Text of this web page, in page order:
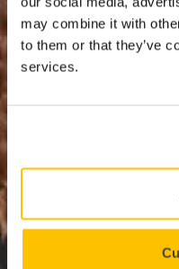
may combine it with
to them or that they’ve
services.